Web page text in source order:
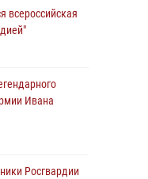
всероссийская
Ивана
Росгвардии